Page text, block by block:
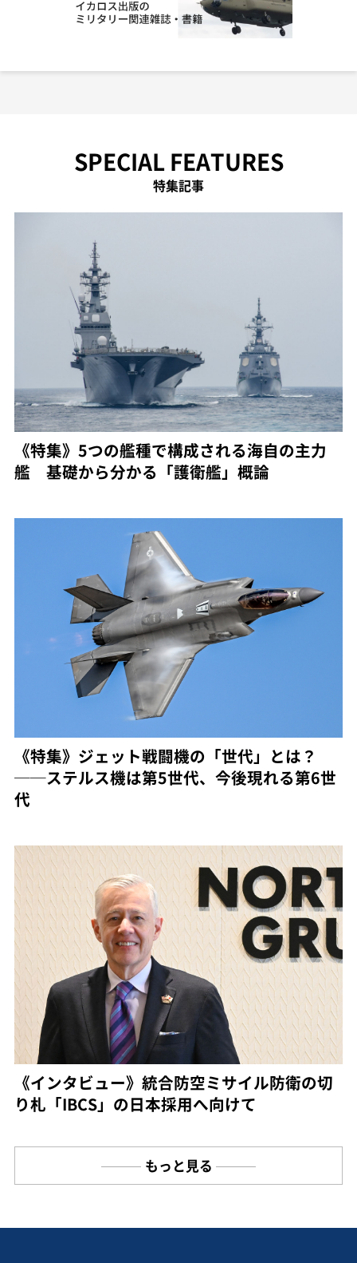
SPECIAL FEATURES
特集記事
《特集》5つの艦種で構成される海自の主力
艦 基礎から分かる「護衛艦」概論
《特集》ジェット戦闘機の「世代」とは？
──ステルス機は第5世代、今後現れる第6世
代
《インタビュー》統合防空ミサイル防衛の切
り札「IBCS」の日本採用へ向けて
もっと見る